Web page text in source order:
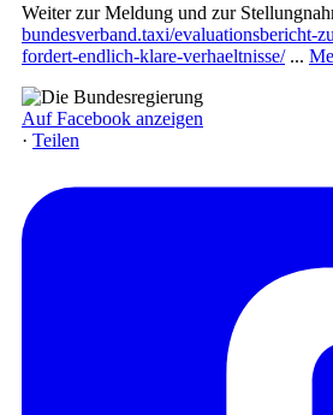
Weiter zur Meldung und zur
bundesverband.taxi/evaluationsbericht-
fordert-endlich-klare-verhaeltnisse/ ...
Auf Facebook anzeigen
· Teilen